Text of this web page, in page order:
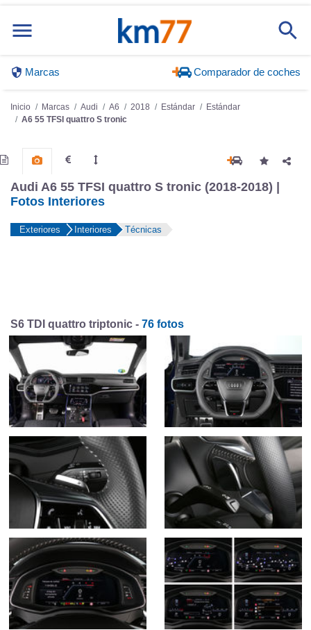
Marcas Comparador de coches
Inicio Marcas Audi A6 2018 Estándar
Estándar
A6 55 TFSI quattro S tronic
Audi A6 55 TFSI quattro S tronic (2018-2018) |
Fotos Interiores
Exteriores Interiores Técnicas
S6 TDI quattro triptonic - 76 fotos